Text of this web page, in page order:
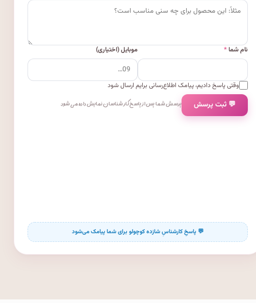
نام شما* موبایل (اختیاری)
وقتی پاسخ دادیم، پیامک اطلاع‌رسانی برایم ارسال شود
💬 ثبت پرسش پرسش شما پس از پاسخ کارشناسان نمایش داده می‌شود.